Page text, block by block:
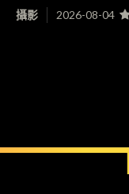
攝影 2026-08-04